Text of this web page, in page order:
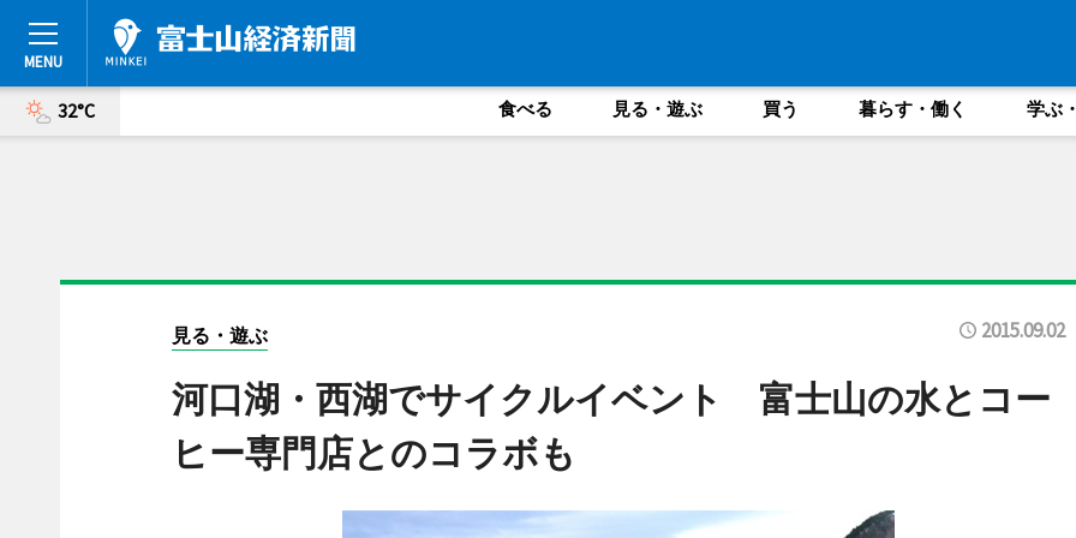
32°C 食べる 見る・遊ぶ 買う 暮らす・働く 学ぶ
見る・遊ぶ 2015.09.02
河口湖・西湖でサイクルイベント 富士山の水とコー
ヒー専門店とのコラボも